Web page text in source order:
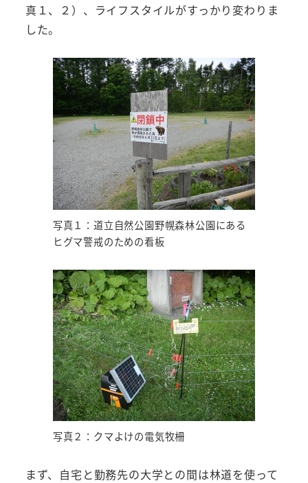
真１、２）、ライフスタイルがすっかり変わりま
した。
写真１：道立自然公園野幌森林公園にある
ヒグマ警戒のための看板
写真２：クマよけの電気牧柵
まず、自宅と勤務先の大学との間は林道を使って